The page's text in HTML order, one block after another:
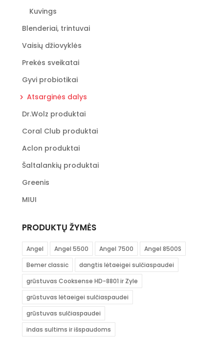
Kuvings
Blenderiai, trintuvai
Vaisių džiovyklės
Prekės sveikatai
Gyvi probiotikai
Atsarginės dalys
Dr.Wolz produktai
Coral Club produktai
Aclon produktai
Šaltalankių produktai
Greenis
MIUI
PRODUKTŲ ŽYMĖS
Angel Angel 5500 Angel 7500
Angel 8500S
Bemer classic
dangtis lėtaeigei sulčiaspaudei
grūstuvas Cooksense HD-8801 ir Zyle
grūstuvas lėtaeigei sulčiaspaudei
grūstuvas sulčiaspaudei
indas sultims ir išspaudoms